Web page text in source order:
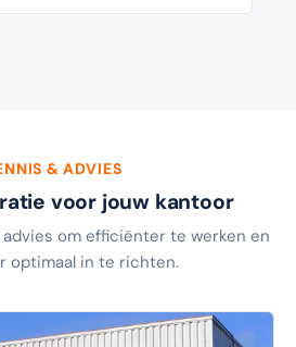
& ADVIES
voor jouw kantoor
om efficiënter te werken en
optimaal in te richten.